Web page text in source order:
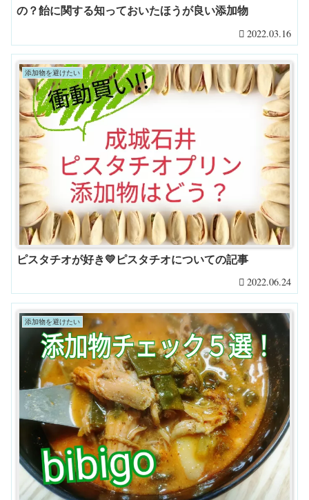
の？飴に関する知っておいたほうが良い添加物
2022.03.16
添加物を避けたい
ピスタチオが好き💛ピスタチオについての記事
2022.06.24
添加物を避けたい